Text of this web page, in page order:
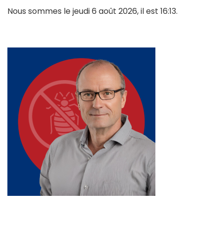
Nous sommes le jeudi 6 août 2026, il est 16:13.